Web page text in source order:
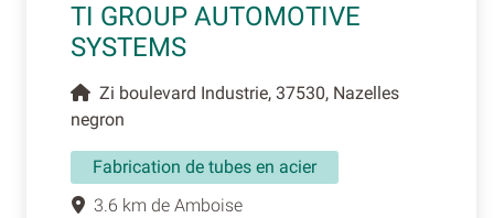
TI GROUP AUTOMOTIVE
SYSTEMS
Zi boulevard Industrie, 37530, Nazelles
negron
Fabrication de tubes en acier
3.6 km de Amboise